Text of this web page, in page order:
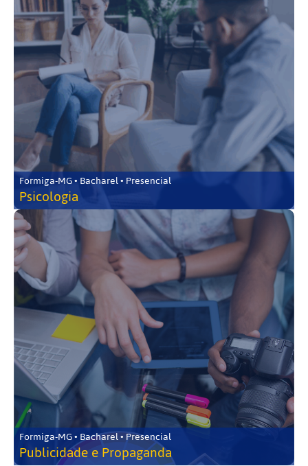
Formiga-MG • Bacharel • Presencial
Psicologia
Formiga-MG • Bacharel • Presencial
Publicidade e Propaganda